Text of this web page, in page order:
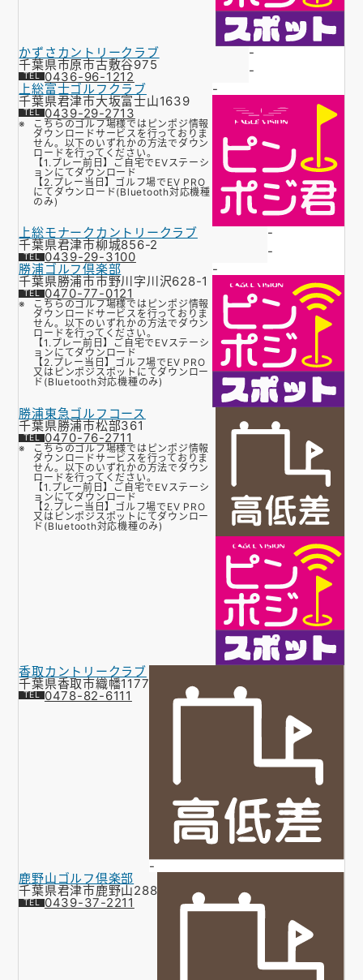
かずさカントリークラブ
千葉県市原市古敷谷975
0436-96-1212
-
-
上総富士ゴルフクラブ
千葉県君津市大坂富士山1639
0439-29-2713
こちらのゴルフ場様ではピンポジ情報
ダウンロードサービスを行っておりま
せん。以下のいずれかの方法でダウン
ロードを行ってください。
【1.プレー前日】ご自宅でEVステーシ
ョンにてダウンロード
【2.プレー当日】ゴルフ場でEV PRO
にてダウンロード(Bluetooth対応機種
のみ)
-
上総モナークカントリークラブ
千葉県君津市柳城856-2
0439-29-3100
-
-
勝浦ゴルフ倶楽部
千葉県勝浦市市野川字川沢628-1
0470-77-0121
こちらのゴルフ場様ではピンポジ情報
ダウンロードサービスを行っておりま
せん。以下のいずれかの方法でダウン
ロードを行ってください。
【1.プレー前日】ご自宅でEVステーシ
ョンにてダウンロード
【2.プレー当日】ゴルフ場でEV PRO
又はピンポジスポットにてダウンロー
ド(Bluetooth対応機種のみ)
-
勝浦東急ゴルフコース
千葉県勝浦市松部361
0470-76-2711
こちらのゴルフ場様ではピンポジ情報
ダウンロードサービスを行っておりま
せん。以下のいずれかの方法でダウン
ロードを行ってください。
【1.プレー前日】ご自宅でEVステーシ
ョンにてダウンロード
【2.プレー当日】ゴルフ場でEV PRO
又はピンポジスポットにてダウンロー
ド(Bluetooth対応機種のみ)
香取カントリークラブ
千葉県香取市織幡1177
0478-82-6111
-
鹿野山ゴルフ倶楽部
千葉県君津市鹿野山288
0439-37-2211